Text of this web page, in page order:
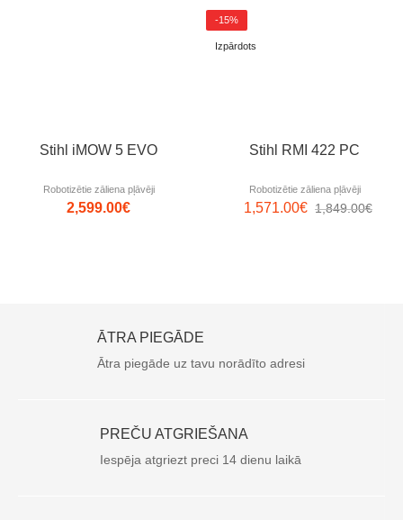
Stihl iMOW 5 EVO
Robotizētie zāliena pļāvēji
2,599.00€
-15%
Izpārdots
Stihl RMI 422 PC
Robotizētie zāliena pļāvēji
1,849.00€
1,571.00€
ĀTRA PIEGĀDE
Ātra piegāde uz tavu norādīto adresi
PREČU ATGRIEŠANA
Iespēja atgriezt preci 14 dienu laikā